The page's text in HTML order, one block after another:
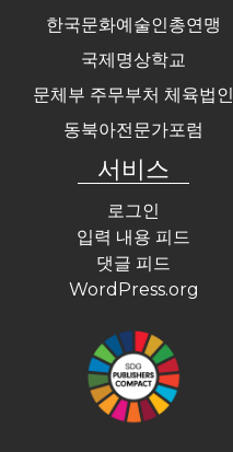
한국문화예술인총연맹
국제명상학교
문체부 주무부처 체육법인
동북아전문가포럼
서비스
로그인
입력 내용 피드
댓글 피드
WordPress.org